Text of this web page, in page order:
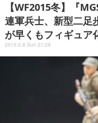
【WF2015冬】『
連軍兵士、新型二足
が早くもフィギュア
2015.2.8 Sun 21:29